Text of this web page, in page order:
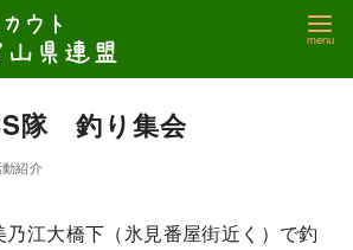
隊 釣り集会
紹介
江大橋下（氷見番屋街近く）で釣